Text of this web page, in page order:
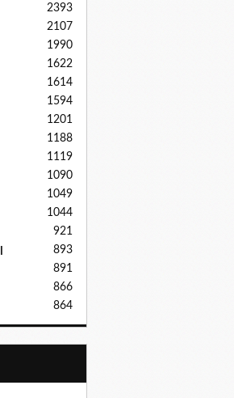
2393
2107
1990
1622
1614
1594
1201
1188
1119
1090
1049
1044
921
893
891
866
864